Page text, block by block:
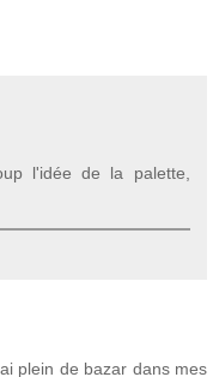
l'idée de la palette,
plein de bazar dans mes